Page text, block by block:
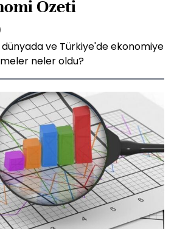
Özeti
dünyada ve Türkiye'de ekonomiye
neler oldu?